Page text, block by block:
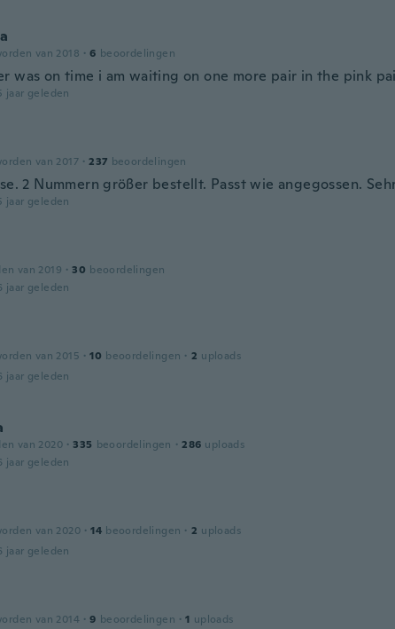
van 2018 · 6 beoordelingen
was on time i am waiting on one more pair in the pink
jaar geleden
van 2017 · 237 beoordelingen
2 Nummern größer bestellt. Passt wie angegossen.
jaar geleden
van 2019 · 30 beoordelingen
jaar geleden
van 2015 · 10 beoordelingen · 2 uploads
jaar geleden
van 2020 · 335 beoordelingen · 286 uploads
jaar geleden
van 2020 · 14 beoordelingen · 2 uploads
jaar geleden
van 2014 · 9 beoordelingen · 1 uploads